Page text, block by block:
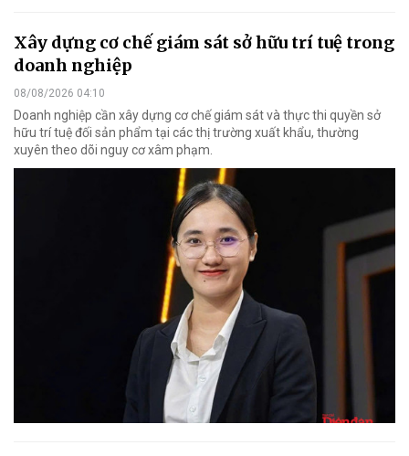
Xây dựng cơ chế giám sát sở hữu trí tuệ trong
doanh nghiệp
08/08/2026 04:10
Doanh nghiệp cần xây dựng cơ chế giám sát và thực thi quyền sở
hữu trí tuệ đối sản phẩm tại các thị trường xuất khẩu, thường
xuyên theo dõi nguy cơ xâm phạm.